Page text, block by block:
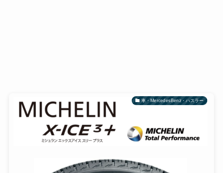
車・MercedesBenz・ハスラー